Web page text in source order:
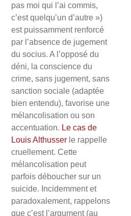
pas moi qui l’ai commis,
c’est quelqu’un d’autre »)
est puissamment renforcé
par l’absence de jugement
du socius. A l’opposé du
déni, la conscience du
crime, sans jugement, sans
sanction sociale (adaptée
bien entendu), favorise une
mélancolisation ou son
accentuation. Le cas de
Louis Althusser le rappelle
cruellement. Cette
mélancolisation peut
parfois déboucher sur un
suicide. Incidemment et
paradoxalement, rappelons
que c’est l’argument (au